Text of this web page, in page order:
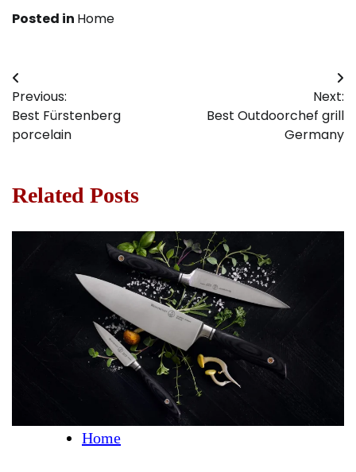
Posted in Home
Post
navigation
Previous:
Best Fürstenberg
porcelain
Next:
Best Outdoorchef grill
Germany
Related Posts
Home